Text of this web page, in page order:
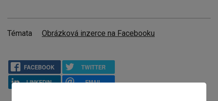
Témata Obrázková inzerce na Facebooku
FACEBOOK
TWITTER
LINKEDIN
EMAIL